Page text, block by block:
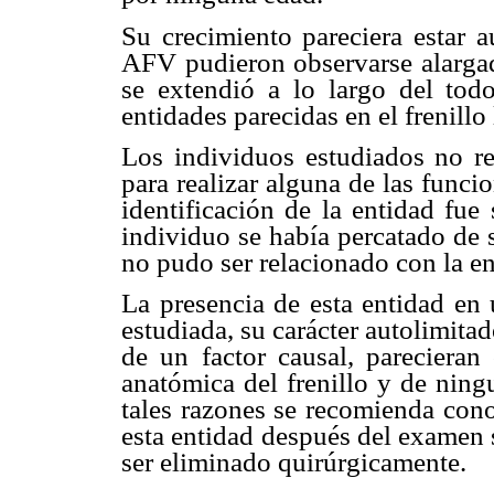
Su crecimiento pareciera estar
AFV pudieron observarse
se extendió a lo largo del
entidades parecidas en el
Los individuos estudiados no
para realizar alguna de las
identificación de la entidad
individuo se había percatado de
no pudo ser relacionado con la
La presencia de esta entidad
estudiada, su carácter
de un factor causal,
anatómica del frenillo y de
tales razones se recomienda
esta entidad después del
ser eliminado quirúrgicamente.